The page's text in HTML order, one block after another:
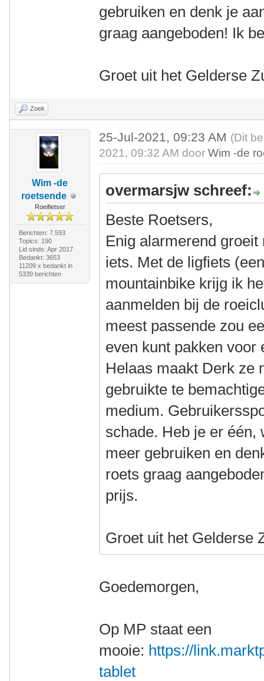
gebruiken en denk je
graag aangeboden! Ik
Groet uit het Gelderse
Zoek
Wim -de
roetsende
Roeifietser
Berichten: 7.593
Topics: 190
Lid sinds: Apr 2017
Bedankt: 3653
11209 x bedankt in
5339 berichten
25-Jul-2021, 09:23 AM (Dit
2021, 09:32 AM doorWim -de
overmarsjw schreef:
Beste Roetsers,
Enig alarmerend
iets. Met de ligfiets
mountainbike krijg ik
aanmelden bij de
meest passende zou
even kunt pakken voor
Helaas maakt Derk ze
gebruikte te
medium.
schade. Heb je er
meer gebruiken en
roets graag
prijs.
Groet uit het Gelderse
Goedemorgen,
Op MP staat een
mooie: https://
tablet